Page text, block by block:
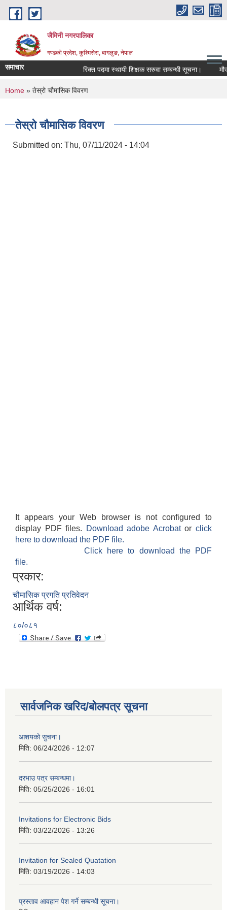
Skip to main content
जैमिनी नगरपालिका
गण्डकी प्रदेश, कुश्मिसेरा, बागलुङ, नेपाल
समाचार रिक्त पदमा स्थायी शिक्षक सरुवा सम्बन्धी सूचना।
You are here
Home » तेस्रो चौमासिक विवरण
तेस्रो चौमासिक विवरण
Submitted on: Thu, 07/11/2024 - 14:04
It appears your Web browser is not configured to
display PDF files.
Download adobe Acrobatorclick
here to download the PDF file.
Click here to download the PDF
file.
प्रकार:
चौमासिक प्रगति प्रतिवेदन
आर्थिक वर्ष:
८०/०८१
सार्वजनिक खरिद/बोलपत्र सूचना
आशयको सुचना।
मिति: 06/24/2026 - 12:07
दरभाउ पत्र सम्बन्धमा।
मिति: 05/25/2026 - 16:01
Invitations for Electronic Bids
मिति: 03/22/2026 - 13:26
Invitation for Sealed Quatation
मिति: 03/19/2026 - 14:03
प्रस्ताव आवहान पेश गर्ने सम्बन्धी सूचना।